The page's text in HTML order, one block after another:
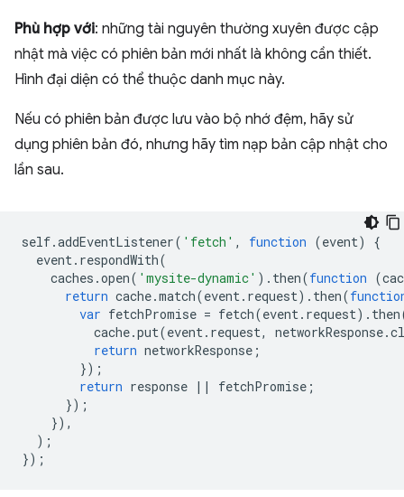
Phù hợp với: những tài nguyên thường xuyên được cập
nhật mà việc có phiên bản mới nhất là không cần thiết.
Hình đại diện có thể thuộc danh mục này.
Nếu có phiên bản được lưu vào bộ nhớ đệm, hãy sử
dụng phiên bản đó, nhưng hãy tìm nạp bản cập nhật cho
lần sau.
self.addEventListener( 'fetch' , function (event)
{
event. respondWith(
caches .open( 'mysite-dynamic' ). then(function (
return cache.match(event. request). then(
var fetchPromise = fetch(event. request). then
cache.put(event. request, networkResponse.
return networkResponse ;
});
return response || fetchPromise ;
});
}),
);
});